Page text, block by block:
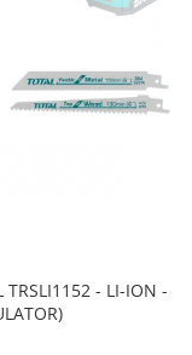
TRSLI1152 - LI-ION -